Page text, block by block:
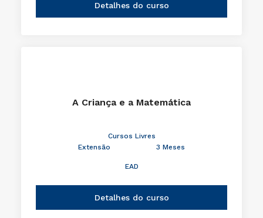
Detalhes do curso
A Criança e a Matemática
Cursos Livres
Extensão
3 Meses
EAD
Detalhes do curso